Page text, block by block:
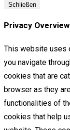
Schließen
Privacy Overview
This website uses
you navigate
cookies that are
browser as they
functionalities of
cookies that help